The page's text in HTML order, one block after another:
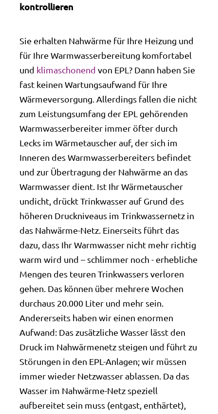
kontrollieren
Sie erhalten Nahwärme für Ihre Heizung und
für Ihre Warmwasserbereitung komfortabel
und klimaschonend von EPL? Dann haben Sie
fast keinen Wartungsaufwand für Ihre
Wärmeversorgung. Allerdings fallen die nicht
zum Leistungsumfang der EPL gehörenden
Warmwasserbereiter immer öfter durch
Lecks im Wärmetauscher auf, der sich im
Inneren des Warmwasserbereiters befindet
und zur Übertragung der Nahwärme an das
Warmwasser dient. Ist Ihr Wärmetauscher
undicht, drückt Trinkwasser auf Grund des
höheren Druckniveaus im Trinkwassernetz in
das Nahwärme-Netz. Einerseits führt das
dazu, dass Ihr Warmwasser nicht mehr richtig
warm wird und – schlimmer noch - erhebliche
Mengen des teuren Trinkwassers verloren
gehen. Das können über mehrere Wochen
durchaus 20.000 Liter und mehr sein.
Andererseits haben wir einen enormen
Aufwand: Das zusätzliche Wasser lässt den
Druck im Nahwärmenetz steigen und führt zu
Störungen in den EPL-Anlagen; wir müssen
immer wieder Netzwasser ablassen. Da das
Wasser im Nahwärme-Netz speziell
aufbereitet sein muss (entgast, enthärtet),